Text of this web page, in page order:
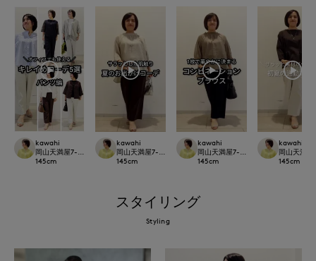
kawahi
岡山天満屋7-IDconcept.
145cm
kawahi
岡山天満屋7-IDconcept.
145cm
kawahi
岡山天満屋7-IDconcept.
145cm
kawahi
岡山天満
145cm
スタイリング
Styling